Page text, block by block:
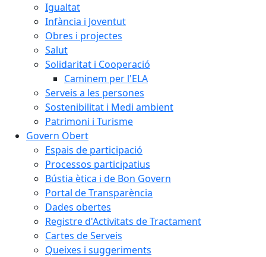
Igualtat
Infància i Joventut
Obres i projectes
Salut
Solidaritat i Cooperació
Caminem per l'ELA
Serveis a les persones
Sostenibilitat i Medi ambient
Patrimoni i Turisme
Govern Obert
Espais de participació
Processos participatius
Bústia ètica i de Bon Govern
Portal de Transparència
Dades obertes
Registre d'Activitats de Tractament
Cartes de Serveis
Queixes i suggeriments